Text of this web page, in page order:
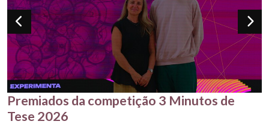
Premiados da competição 3 Minutos de
Tese 2026